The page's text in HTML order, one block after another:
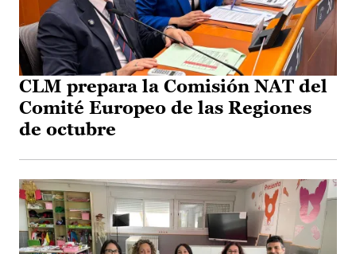
CLM prepara la Comisión NAT del
Comité Europeo de las Regiones
de octubre